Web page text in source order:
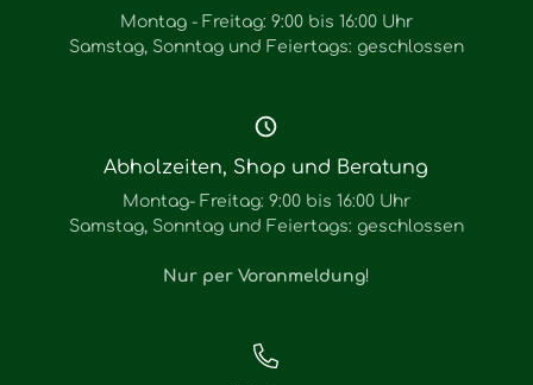
Montag - Freitag: 9:00 bis 16:00 Uhr
Samstag, Sonntag und Feiertags: geschlossen
Abholzeiten, Shop und Beratung
Montag- Freitag: 9:00 bis 16:00 Uhr
Samstag, Sonntag und Feiertags: geschlossen
Nur per Voranmeldung!